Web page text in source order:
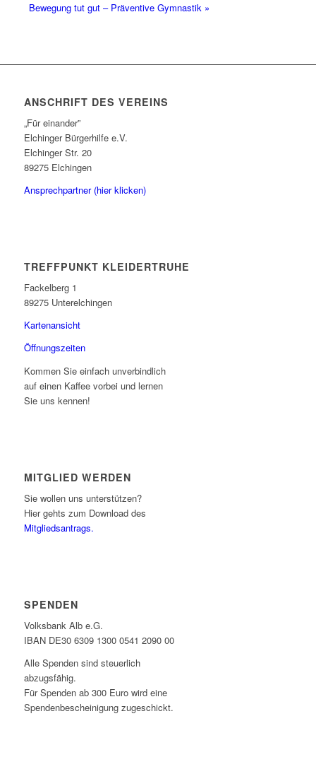
Bewegung tut gut – Präventive Gymnastik »
ANSCHRIFT DES VEREINS
„Für einander”
Elchinger Bürgerhilfe e.V.
Elchinger Str. 20
89275 Elchingen
Ansprechpartner (hier klicken)
TREFFPUNKT KLEIDERTRUHE
Fackelberg 1
89275 Unterelchingen
Kartenansicht
Öffnungszeiten
Kommen Sie einfach unverbindlich
auf einen Kaffee vorbei und lernen
Sie uns kennen!
MITGLIED WERDEN
Sie wollen uns unterstützen?
Hier gehts zum Download des
Mitgliedsantrags.
SPENDEN
Volksbank Alb e.G.
IBAN DE30 6309 1300 0541 2090 00
Alle Spenden sind steuerlich
abzugsfähig.
Für Spenden ab 300 Euro wird eine
Spendenbescheinigung zugeschickt.